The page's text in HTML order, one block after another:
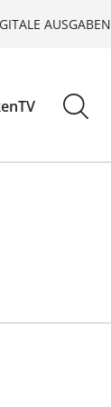
AUSGABEN